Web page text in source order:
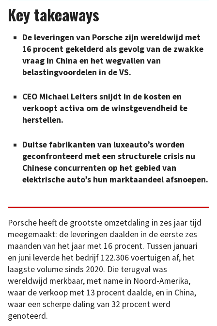
Key takeaways
De leveringen van Porsche zijn wereldwijd met
16 procent gekelderd als gevolg van de zwakke
vraag in China en het wegvallen van
belastingvoordelen in de VS.
CEO Michael Leiters snijdt in de kosten en
verkoopt activa om de winstgevendheid te
herstellen.
Duitse fabrikanten van luxeauto’s worden
geconfronteerd met een structurele crisis nu
Chinese concurrenten op het gebied van
elektrische auto’s hun marktaandeel afsnoepen.
Porsche heeft de grootste omzetdaling in zes jaar tijd
meegemaakt: de leveringen daalden in de eerste zes
maanden van het jaar met 16 procent. Tussen januari
en juni leverde het bedrijf 122.306 voertuigen af, het
laagste volume sinds 2020. Die terugval was
wereldwijd merkbaar, met name in Noord-Amerika,
waar de verkoop met 13 procent daalde, en in China,
waar een scherpe daling van 32 procent werd
genoteerd.